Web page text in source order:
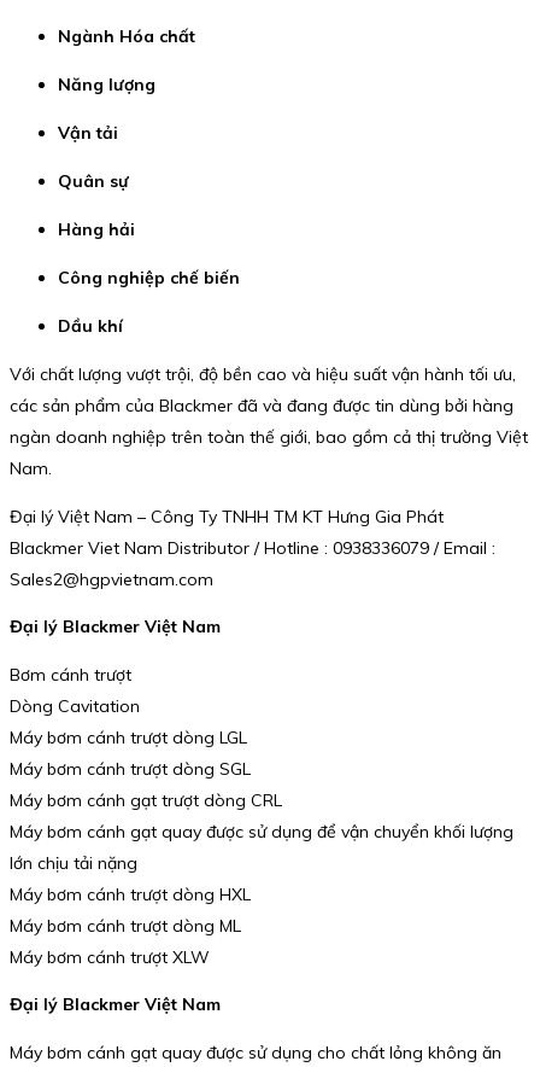
Ngành Hóa chất
Năng lượng
Vận tải
Quân sự
Hàng hải
Công nghiệp chế biến
Dầu khí
Với chất lượng vượt trội, độ bền cao và hiệu suất vận hành tối ưu,
các sản phẩm của Blackmer đã và đang được tin dùng bởi hàng
ngàn doanh nghiệp trên toàn thế giới, bao gồm cả thị trường Việt
Nam.
Đại lý Việt Nam – Công Ty TNHH TM KT Hưng Gia Phát
Blackmer Viet Nam Distributor / Hotline : 0938336079 / Email :
Sales2@hgpvietnam.com
Đại lý Blackmer Việt Nam
Bơm cánh trượt
Dòng Cavitation
Máy bơm cánh trượt dòng LGL
Máy bơm cánh trượt dòng SGL
Máy bơm cánh gạt trượt dòng CRL
Máy bơm cánh gạt quay được sử dụng để vận chuyển khối lượng
lớn chịu tải nặng
Máy bơm cánh trượt dòng HXL
Máy bơm cánh trượt dòng ML
Máy bơm cánh trượt XLW
Đại lý Blackmer Việt Nam
Máy bơm cánh gạt quay được sử dụng cho chất lỏng không ăn